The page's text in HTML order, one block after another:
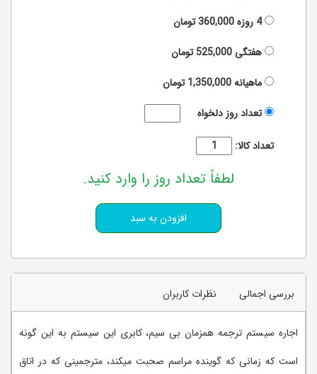
4 روزه
360,000تومان
هفتگی525,000تومان
ماهیانه1,350,000تومان
تعداد روز دلخواه
تعداد کالا:
لطفاً تعداد روز را وارد کنید.
بررسی اجمالی نظرات کاربران
اجاره سیستم ترجمه همزمان بی سیم، کابری این سیستم به این گونه
است که زمانی که گوینده مراسم صحبت میکند، مترجمینی که در اتاق